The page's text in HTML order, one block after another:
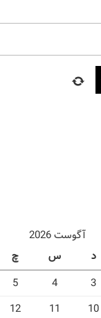
آگوست 2026
د س چ
3
4
5
10
11
12